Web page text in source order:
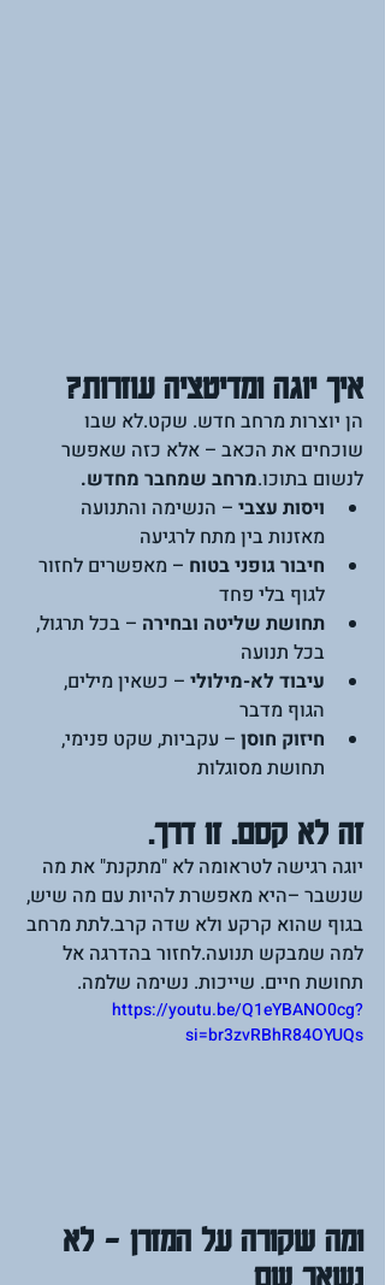
איך יוגה ומדיטציה עוזרות?
הן יוצרות מרחב חדש. שקט.לא שבו
שוכחים את הכאב – אלא כזה שאפשר
לנשום בתוכו.מרחב שמחבר מחדש.
ויסות עצבי – הנשימה והתנועה
מאזנות בין מתח לרגיעה
חיבור גופני בטוח – מאפשרים לחזור
לגוף בלי פחד
תחושת שליטה ובחירה – בכל תרגול,
בכל תנועה
עיבוד לא-מילולי – כשאין מילים,
הגוף מדבר
חיזוק חוסן – עקביות, שקט פנימי,
תחושת מסוגלות
זה לא קסם. זו דרך.
יוגה רגישה לטראומה לא "מתקנת" את מה
שנשבר –היא מאפשרת להיות עם מה שיש,
בגוף שהוא קרקע ולא שדה קרב.לתת מרחב
למה שמבקש תנועה.לחזור בהדרגה אל
תחושת חיים. שייכות. נשימה שלמה.
https://youtu.be/Q1eYBANO0cg?
si=br3zvRBhR84OYUQs
ומה שקורה על המזרן – לא
נשאר שם